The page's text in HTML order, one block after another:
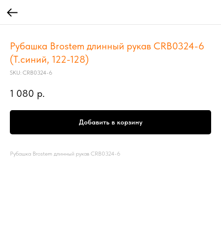
Рубашка Brostem длинный рукав CRB0324-6
(Т.синий, 122-128)
SKU: CRB0324-6
1 080 р.
Добавить в корзину
Рубашка Brostem длинный рукав CRB0324-6